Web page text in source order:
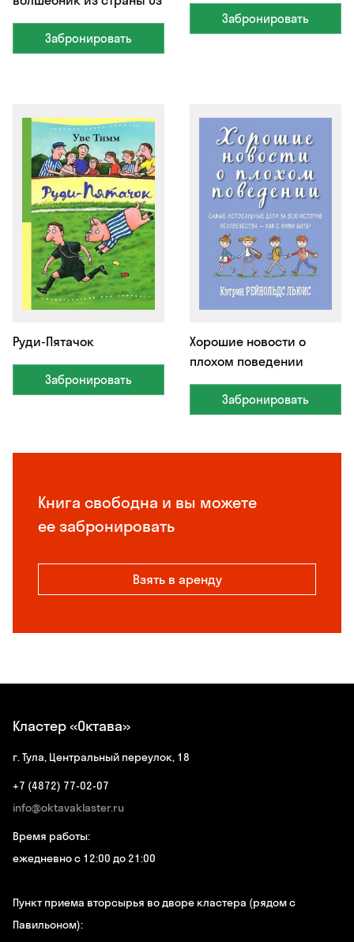
Книга свободна и вы можете
ее забронировать
Взять в аренду
Забронировать
Забронировать
Руди-Пятачок
Забронировать
Хорошие новости о
плохом поведении
Забронировать
Кластер «Октава»
г. Тула, Центральный переулок, 18
+7 (4872) 77-02-07
info@oktavaklaster.ru
Время работы:
ежедневно с 12:00 до 21:00
Пункт приема вторсырья во дворе кластера (рядом с
Павильоном):